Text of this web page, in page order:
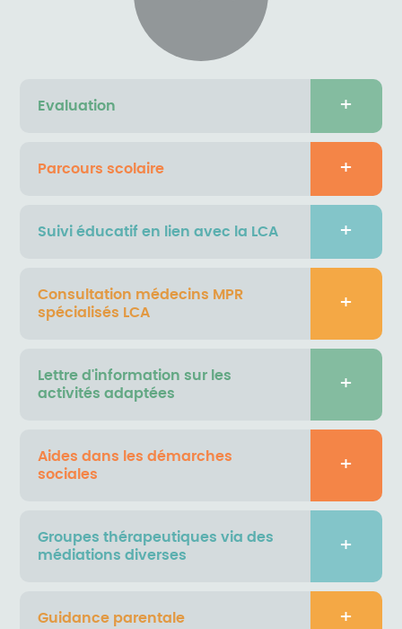
Evaluation
Parcours scolaire
Suivi éducatif en lien avec la LCA
Consultation médecins MPR
spécialisés LCA
Lettre d'information sur les
activités adaptées
Aides dans les démarches
sociales
Groupes thérapeutiques via des
médiations diverses
Guidance parentale